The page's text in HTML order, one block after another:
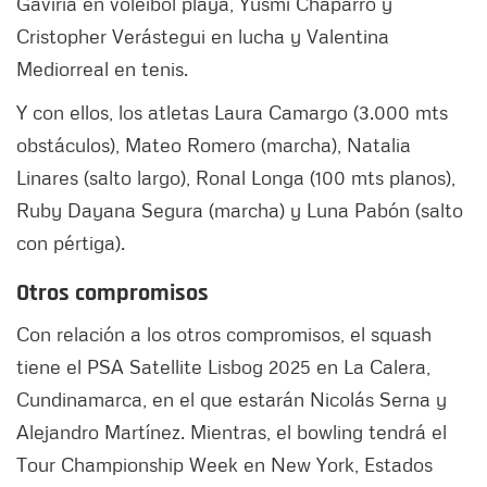
Cristopher Verástegui en lucha y Valentina
Mediorreal en tenis.
Y con ellos, los atletas Laura Camargo (3.000 mts
obstáculos), Mateo Romero (marcha), Natalia
Linares (salto largo), Ronal Longa (100 mts planos),
Ruby Dayana Segura (marcha) y Luna Pabón (salto
con pértiga).
Otros compromisos
Con relación a los otros compromisos, el squash
tiene el PSA Satellite Lisbog 2025 en La Calera,
Cundinamarca, en el que estarán Nicolás Serna y
Alejandro Martínez. Mientras, el bowling tendrá el
Tour Championship Week en New York, Estados